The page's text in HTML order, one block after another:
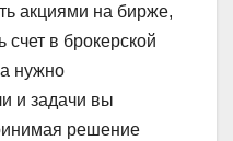
акциями на бирже,
в брокерской
нужно
и задачи вы
решение